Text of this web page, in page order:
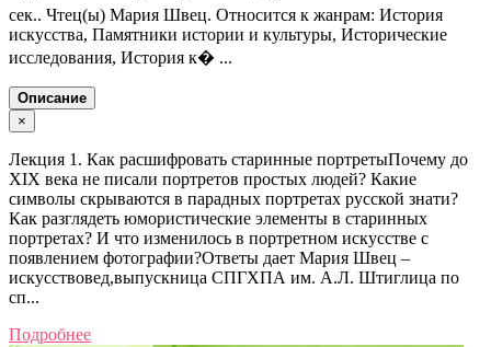
сек.. Чтец(ы) Мария Швец. Относится к жанрам: История
искусства, Памятники истории и культуры, Исторические
исследования, История к� ...
Описание
×
Лекция 1. Как расшифровать старинные портретыПочему до
XIX века не писали портретов простых людей? Какие
символы скрываются в парадных портретах русской знати?
Как разглядеть юмористические элементы в старинных
портретах? И что изменилось в портретном искусстве с
появлением фотографии?Ответы дает Мария Швец –
искусствовед,выпускница СПГХПА им. А.Л. Штиглица по
сп...
Подробнее